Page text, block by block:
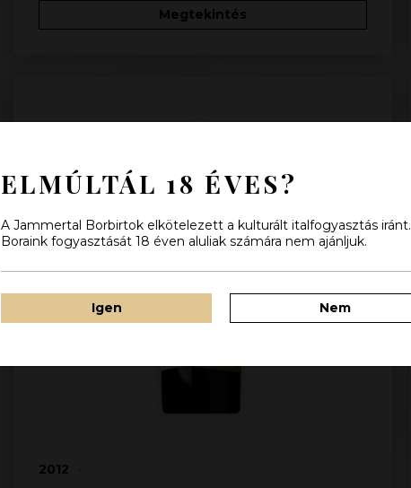
Megtekintés
2012
ELMÚLTÁL 18 ÉVES?
A Jammertal Borbirtok elkötelezett a kulturált italfogyasztás iránt.
Boraink fogyasztását 18 éven aluliak számára nem ajánljuk.
Igen Nem